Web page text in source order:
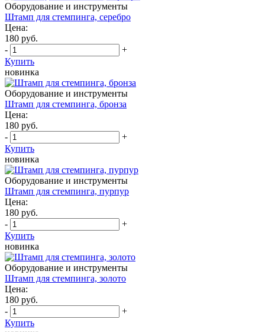
Оборудование и инструменты
Штамп для стемпинга, серебро
Цена:
180 руб.
-
+
Купить
новинка
Оборудование и инструменты
Штамп для стемпинга, бронза
Цена:
180 руб.
-
+
Купить
новинка
Оборудование и инструменты
Штамп для стемпинга, пурпур
Цена:
180 руб.
-
+
Купить
новинка
Оборудование и инструменты
Штамп для стемпинга, золото
Цена:
180 руб.
-
+
Купить